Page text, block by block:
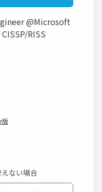
@Microsoft
RISS
版
えない場合